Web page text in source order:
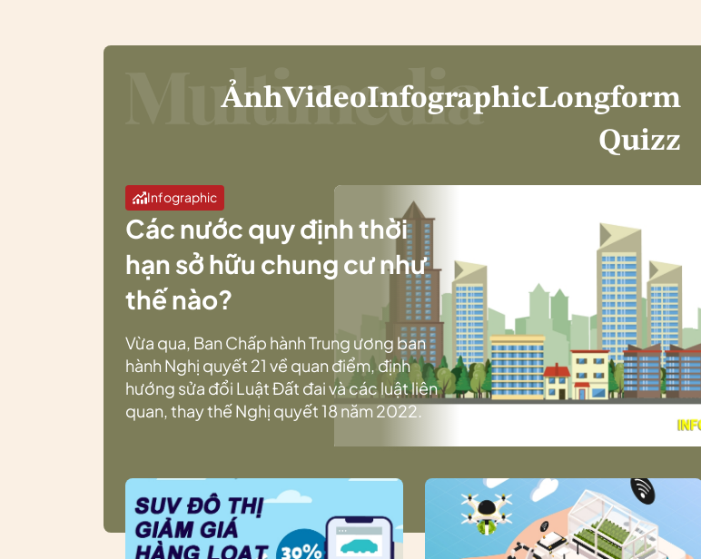
ẢnhVideoInfographicLongform
Quizz
Infographic
Các nước quy định thời
hạn sở hữu chung cư như
thế nào?
Vừa qua, Ban Chấp hành Trung ương ban
hành Nghị quyết 21 về quan điểm, định
hướng sửa đổi Luật Đất đai và các luật liên
quan, thay thế Nghị quyết 18 năm 2022.